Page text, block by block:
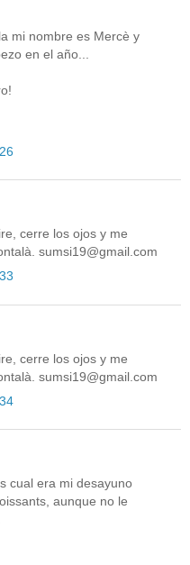
mi nombre es Mercè y
en el año...
cerre los ojos y me
sumsi19@gmail.com
cerre los ojos y me
sumsi19@gmail.com
cual era mi desayuno
aunque no le